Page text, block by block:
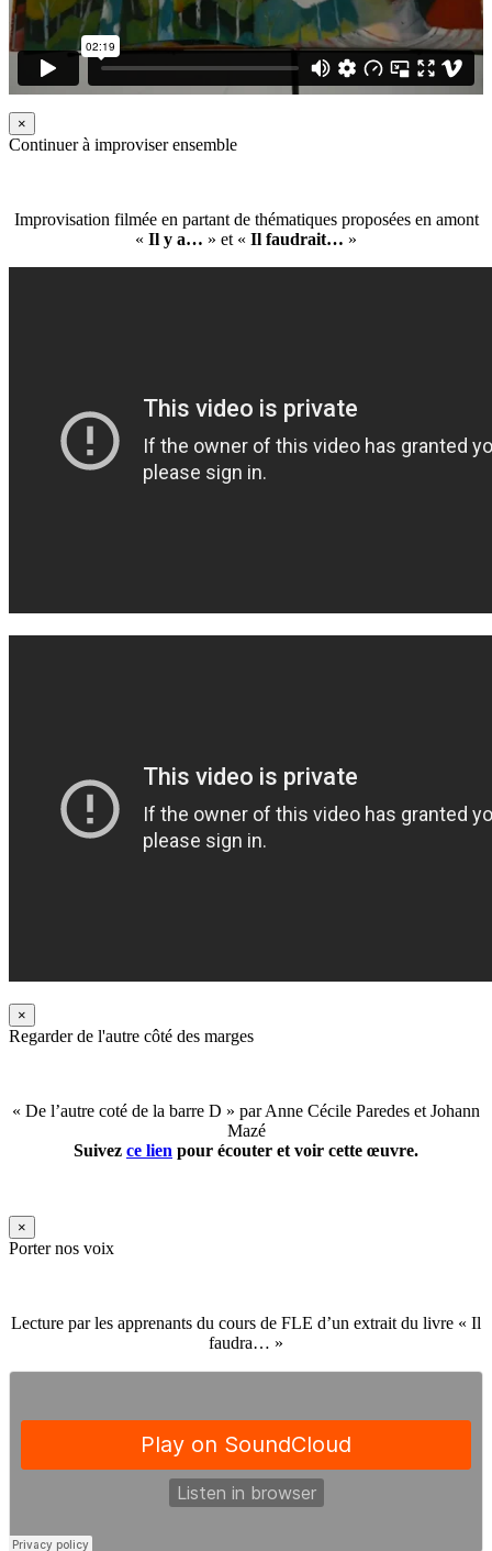
×
Continuer à improviser ensemble
Improvisation filmée en partant de thématiques proposées en amont
« Il y a… » et « Il faudrait… »
×
Regarder de l'autre côté des marges
« De l’autre coté de la barre D » par Anne Cécile Paredes et Johann
Mazé
Suivez ce lien pour écouter et voir cette œuvre.
×
Porter nos voix
Lecture par les apprenants du cours de FLE d’un extrait du livre « Il
faudra… »